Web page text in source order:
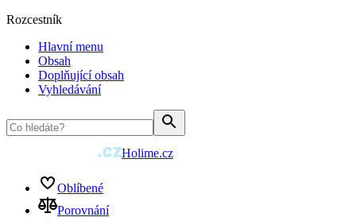
Rozcestník
Hlavní menu
Obsah
Doplňující obsah
Vyhledávání
Holime.cz
Oblíbené
Porovnání